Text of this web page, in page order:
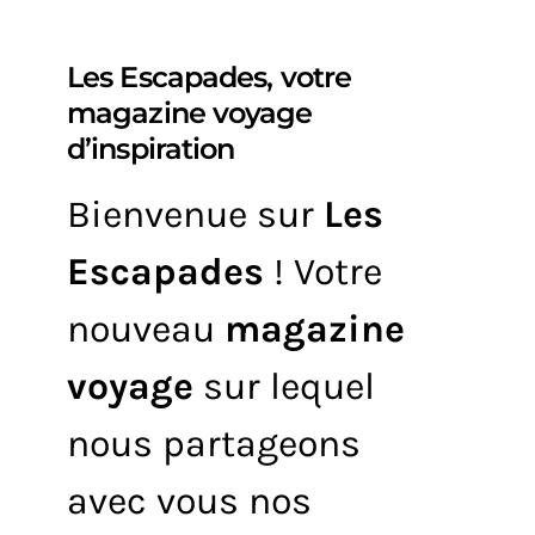
Les Escapades, votre
magazine voyage
d’inspiration
Bienvenue sur Les
Escapades ! Votre
nouveau magazine
voyage sur lequel
nous partageons
avec vous nos